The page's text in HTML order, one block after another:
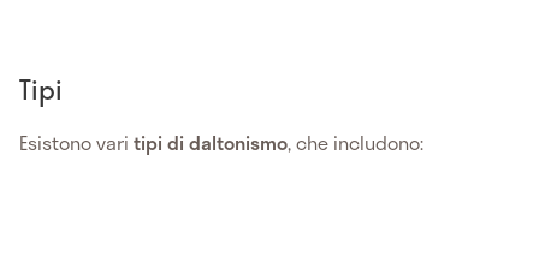
Tipi
Esistono vari tipi di daltonismo, che includono: